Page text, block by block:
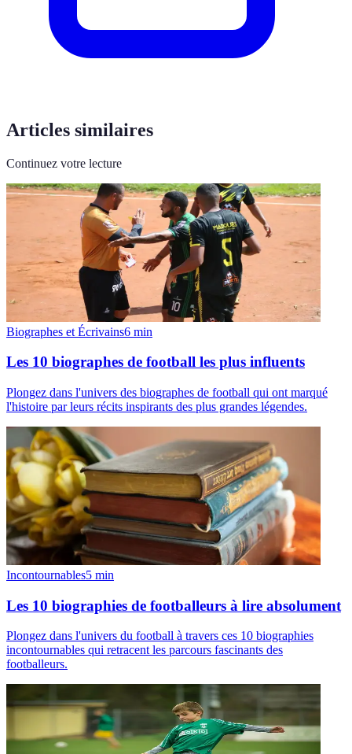
Articles similaires
Continuez votre lecture
Biographes et Écrivains6 min
Les 10 biographes de football les plus influents
Plongez dans l'univers des biographes de football qui ont marqué
l'histoire par leurs récits inspirants des plus grandes légendes.
Incontournables5 min
Les 10 biographies de footballeurs à lire absolument
Plongez dans l'univers du football à travers ces 10 biographies
incontournables qui retracent les parcours fascinants des
footballeurs.